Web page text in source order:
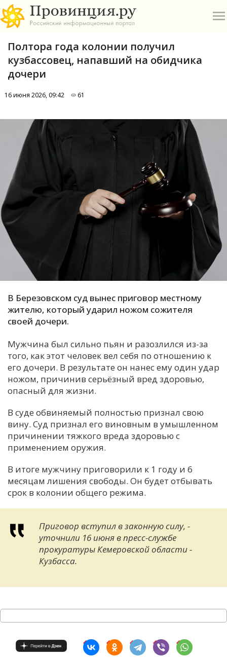
Е
К
М
Н
Р
Т
У
Х
Я
Полтора года колонии получил
кузбассовец, напавший на обидчика
дочери
16 июня 2026, 09:42 61
В Березовском суд вынес приговор местному
жителю, который ударил ножом сожителя
своей дочери.
Мужчина был сильно пьян и разозлился из-за
того, как этот человек вел себя по отношению к
его дочери. В результате он нанес ему один удар
ножом, причинив серьёзный вред здоровью,
опасный для жизни.
В суде обвиняемый полностью признал свою
вину. Суд признал его виновным в умышленном
причинении тяжкого вреда здоровью с
применением оружия.
В итоге мужчину приговорили к 1 году и 6
месяцам лишения свободы. Он будет отбывать
срок в колонии общего режима.
Приговор вступил в законную силу, -
уточнили 16 июня в пресс-службе
прокуратуры Кемеровской области -
Кузбасса.